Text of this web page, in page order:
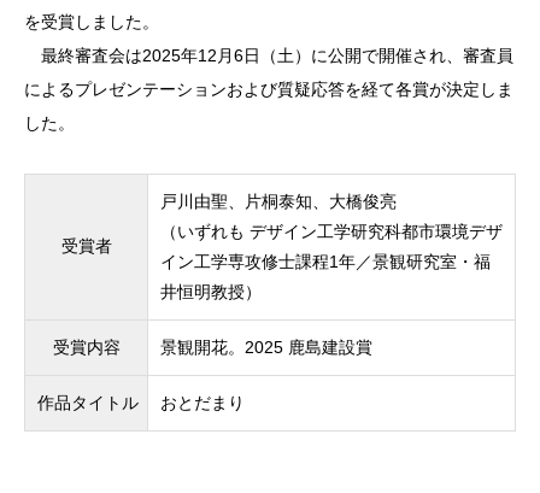
を受賞しました。
最終審査会は2025年12月6日（土）に公開で開催され、審査員
によるプレゼンテーションおよび質疑応答を経て各賞が決定しま
した。
受賞者
戸川由聖、片桐泰知、大橋俊亮
（いずれも デザイン工学研究科都市環境デザ
イン工学専攻修士課程1年／景観研究室・福
井恒明教授）
受賞内容 景観開花。2025 鹿島建設賞
作品タイトル おとだまり